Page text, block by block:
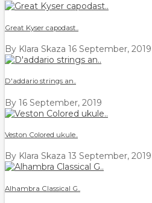
Great Kyser capodast..
By Klara Skaza 16 September, 2019
D'addario strings an..
By 16 September, 2019
Veston Colored ukule..
By Klara Skaza 13 September, 2019
Alhambra Classical G..